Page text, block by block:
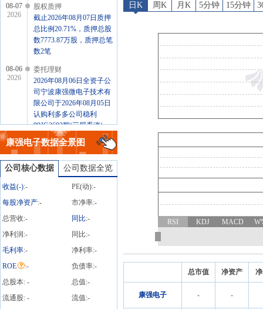
08-07
2026
股权质押
截止2026年08月07日质押
总比例20.71%，质押总股
数7773.87万股，质押总笔
数2笔
08-06
2026
委托理财
2026年08月06日全资子公
司宁波康强微电子技术有
限公司于2026年08月05日
认购利多多公司稳利
99JG2692期(三层看涨)
1000万元，预计年化收益
率0.70或1.75或1.95%，投
资期限92天
2026
2026年08月06日发布《康
强电子:关于使用自有资金
康强电子数据全景图
公司核心数据 公司数据全览
收益(-):- PE(动):-
每股净资产:- 市净率:-
总营收:- 同比:-
净利润:- 同比:-
毛利率:- 净利率:-
ROE
:- 负债率:-
总股本: - 总值:-
流通股: - 流值:-
日K 周K 月K 5分钟 15分钟
RSI KDJ MACD
总市值 净资产
康强电子 - -